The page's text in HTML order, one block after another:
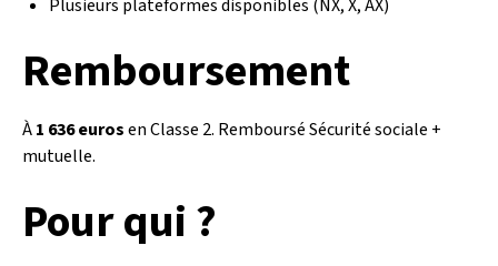
Plusieurs plateformes disponibles (NX, X, AX)
Remboursement
À1 636 eurosen Classe 2. Remboursé Sécurité sociale +
mutuelle.
Pour qui ?